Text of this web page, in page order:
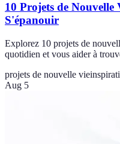
10 Projets de
S'épanouir
Explorez 10 projets de
quotidien et vous aider à
projets de nouvelle vie
Aug 5